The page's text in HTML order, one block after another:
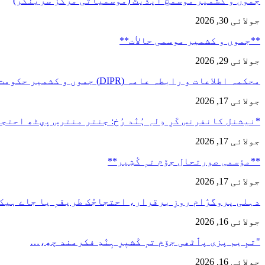
جولائی 30, 2026
**جموں و كشمیر موسمی حالأت**
جولائی 29, 2026
محکمہ اطلاعات و رابطہ عامہ (DIPR) جموں و کشمیر حکومت طرفہ…
جولائی 17, 2026
*نیشنل کانفرنس کَرِ دِلہِ ہُنٛد رُخ: جنتر منترس پؠٹھ
جولائی 17, 2026
**مؤسمی صورتحال جۆم تہٕ کٔشِیر**
جولائی 17, 2026
دہلی پروگرٛام روزِ برقرار، احتجاجُک طریقہٕ یا جاے
جولائی 16, 2026
"تمِ یم پزی پٲٹھی جۆم تہٕ کٔشیٖرِ ہٕنٛدِ فکرمند چھِ،…
جولائی 16, 2026